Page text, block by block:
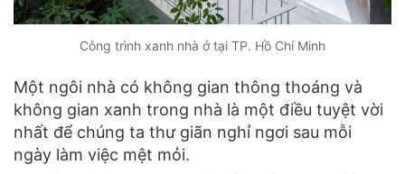
Công trình xanh nhà ở tại TP. Hồ Chí Minh
Một ngôi nhà có không gian thông thoáng và
không gian xanh trong nhà là một điều tuyệt vời
nhất để chúng ta thư giãn nghỉ ngơi sau mỗi
ngày làm việc mệt mỏi.